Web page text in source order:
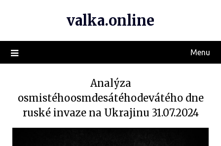
valka.online
Menu
Analýza
osmistéhoosmdesátéhodevátého dne
ruské invaze na Ukrajinu 31.07.2024